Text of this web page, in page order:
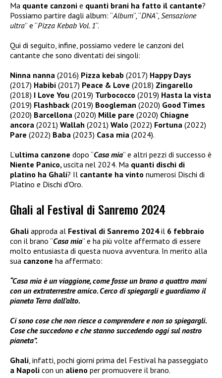
Ma quante canzoni e quanti brani ha fatto il cantante?
Possiamo partire dagli album: “Album“, “DNA“, Sensazione
ultra” e “Pizza Kebab Vol. 1“.
Qui di seguito, infine, possiamo vedere le canzoni del
cantante che sono diventati dei singoli:
Ninna nanna (2016) Pizza kebab (2017) Happy Days
(2017) Habibi (2017) Peace & Love (2018) Zingarello
(2018) I Love You (2019) Turbococco (2019) Hasta la vista
(2019) Flashback (2019) Boogleman (2020) Good Times
(2020) Barcellona (2020) Mille pare (2020) Chiagne
ancora (2021) Wallah (2021) Walo (2022) Fortuna (2022)
Pare (2022) Baba (2023) Casa mia (2024).
L’ultima canzone dopo “Casa mia” e altri pezzi di successo è
Niente Panico,uscita nel 2024. Ma quanti dischi di
platino ha Ghali? Il cantante ha vinto numerosi Dischi di
Platino e Dischi d’Oro.
Ghali al Festival di Sanremo 2024
Ghali approda al Festival di Sanremo 2024il 6 febbraio
con il brano “Casa mia” e ha più volte affermato di essere
molto entusiasta di questa nuova avventura. In merito alla
sua canzone ha affermato:
“Casa mia è un viaggione, come fosse un brano a quattro mani
con un extraterrestre amico. Cerco di spiegargli e guardiamo il
pianeta Terra dall’alto.
Ci sono cose che non riesce a comprendere e non so spiegargli.
Cose che succedono e che stanno succedendo oggi sul nostro
pianeta”.
Ghali, infatti, pochi giorni prima del Festival ha passeggiato
a Napoli con un alieno per promuovere il brano.